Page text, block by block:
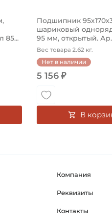
85...
Подшипник
шариковый
95 мм, открытый.
Вес товара 2.62 кг.
Нет в наличии
5 156 ₽
В
Компания
Реквизиты
Контакты